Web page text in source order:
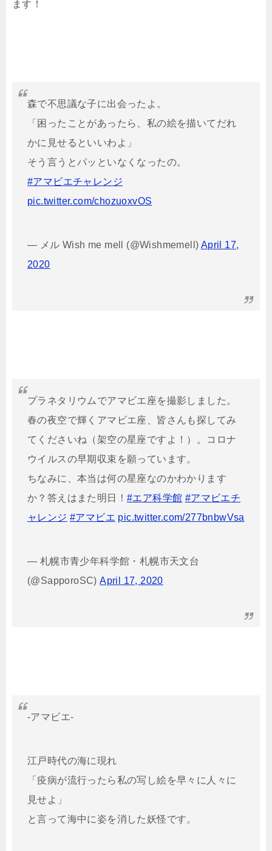
ます！
森で不思議な子に出会ったよ。
「困ったことがあったら、私の絵を描いてだれ
かに見せるといいわよ」
そう言うとパッといなくなったの。
#アマビエチャレンジ
pic.twitter.com/chozuoxvOS
— メル Wish me mell (@Wishmemell) April 17,
2020
プラネタリウムでアマビエ座を撮影しました。
春の夜空で輝くアマビエ座、皆さんも探してみ
てくださいね（架空の星座ですよ！）。コロナ
ウイルスの早期収束を願っています。
ちなみに、本当は何の星座なのかわかります
か？答えはまた明日！ #エア科学館 #アマビエチ
ャレンジ #アマビエ pic.twitter.com/277bnbwVsa
— 札幌市青少年科学館・札幌市天文台
(@SapporoSC)April 17, 2020
-アマビエ-
江戸時代の海に現れ
「疫病が流行ったら私の写し絵を早々に人々に
見せよ」
と言って海中に姿を消した妖怪です。